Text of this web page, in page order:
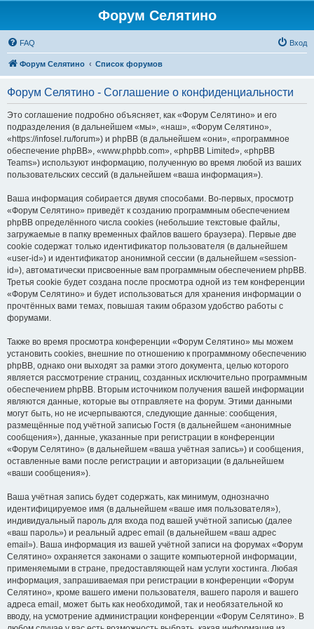
Форум Селятино
FAQ Вход
Форум Селятино Список форумов
Форум Селятино - Соглашение о конфиденциальности
Это соглашение подробно объясняет, как «Форум Селятино» и его
подразделения (в дальнейшем «мы», «наш», «Форум Селятино»,
«https://infosel.ru/forum») и phpBB (в дальнейшем «они», «программное
обеспечение phpBB», «www.phpbb.com», «phpBB Limited», «phpBB
Teams») используют информацию, полученную во время любой из ваших
пользовательских сессий (в дальнейшем «ваша информация»).
Ваша информация собирается двумя способами. Во-первых, просмотр
«Форум Селятино» приведёт к созданию программным обеспечением
phpBB определённого числа cookies (небольшие текстовые файлы,
загружаемые в папку временных файлов вашего браузера). Первые две
cookie содержат только идентификатор пользователя (в дальнейшем
«user-id») и идентификатор анонимной сессии (в дальнейшем «session-
id»), автоматически присвоенные вам программным обеспечением phpBB.
Третья cookie будет создана после просмотра одной из тем конференции
«Форум Селятино» и будет использоваться для хранения информации о
прочтённых вами темах, повышая таким образом удобство работы с
форумами.
Также во время просмотра конференции «Форум Селятино» мы можем
установить cookies, внешние по отношению к программному обеспечению
phpBB, однако они выходят за рамки этого документа, целью которого
является рассмотрение страниц, созданных исключительно программным
обеспечением phpBB. Вторым источником получения вашей информации
являются данные, которые вы отправляете на форум. Этими данными
могут быть, но не исчерпываются, следующие данные: сообщения,
размещённые под учётной записью Гостя (в дальнейшем «анонимные
сообщения»), данные, указанные при регистрации в конференции
«Форум Селятино» (в дальнейшем «ваша учётная запись») и сообщения,
оставленные вами после регистрации и авторизации (в дальнейшем
«ваши сообщения»).
Ваша учётная запись будет содержать, как минимум, однозначно
идентифицируемое имя (в дальнейшем «ваше имя пользователя»),
индивидуальный пароль для входа под вашей учётной записью (далее
«ваш пароль») и реальный адрес email (в дальнейшем «ваш адрес
email»). Ваша информация из вашей учётной записи на форумах «Форум
Селятино» охраняется законами о защите компьютерной информации,
применяемыми в стране, предоставляющей нам услуги хостинга. Любая
информация, запрашиваемая при регистрации в конференции «Форум
Селятино», кроме вашего имени пользователя, вашего пароля и вашего
адреса email, может быть как необходимой, так и необязательной ко
вводу, на усмотрение администрации конференции «Форум Селятино». В